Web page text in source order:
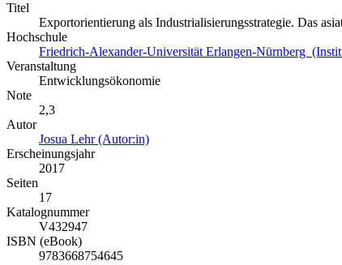
Titel
Exportorientierung als Industrialisierungsstrategie. Das
Hochschule
Friedrich-Alexander-Universität Erlangen-Nürnberg
Veranstaltung
Entwicklungsökonomie
Note
2,3
Autor
Josua Lehr (Autor:in)
Erscheinungsjahr
2017
Seiten
17
Katalognummer
V432947
ISBN (eBook)
9783668754645